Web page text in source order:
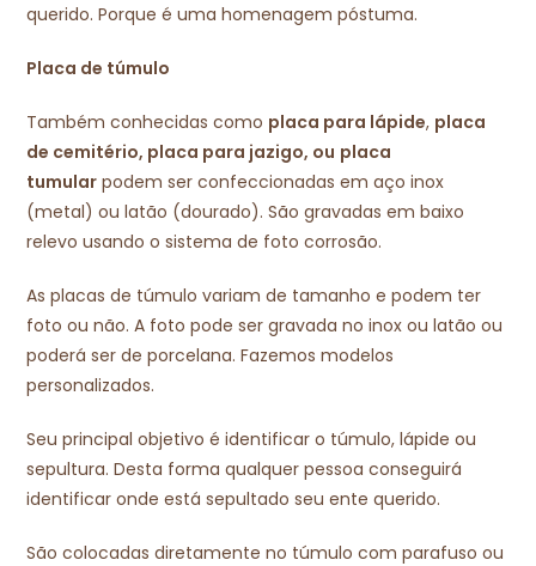
querido. Porque é uma homenagem póstuma.
Placa de túmulo
Também conhecidas como placa para lápide, placa
de cemitério, placa para jazigo, ou placa
tumular podem ser confeccionadas em aço inox
(metal) ou latão (dourado). São gravadas em baixo
relevo usando o sistema de foto corrosão.
As placas de túmulo variam de tamanho e podem ter
foto ou não. A foto pode ser gravada no inox ou latão ou
poderá ser de porcelana. Fazemos modelos
personalizados.
Seu principal objetivo é identificar o túmulo, lápide ou
sepultura. Desta forma qualquer pessoa conseguirá
identificar onde está sepultado seu ente querido.
São colocadas diretamente no túmulo com parafuso ou